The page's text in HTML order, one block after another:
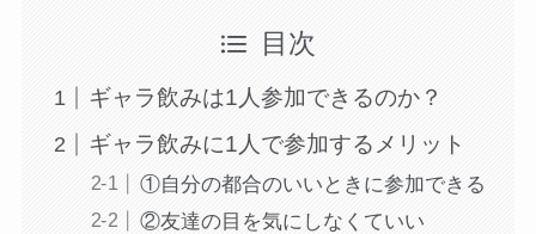
目次
ギャラ飲みは1人参加できるのか？
ギャラ飲みに1人で参加するメリット
①自分の都合のいいときに参加できる
②友達の目を気にしなくていい